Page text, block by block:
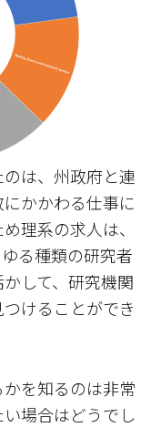
は、州政府と連
かかわる仕事に
理系の求人は、
る種類の研究者
して、研究機関
けることができ
を知るのは非常
場合はどうでし